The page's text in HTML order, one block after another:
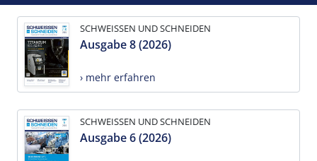
SCHWEISSEN UND SCHNEIDEN
Ausgabe 8 (2026)
› mehr erfahren
SCHWEISSEN UND SCHNEIDEN
Ausgabe 6 (2026)